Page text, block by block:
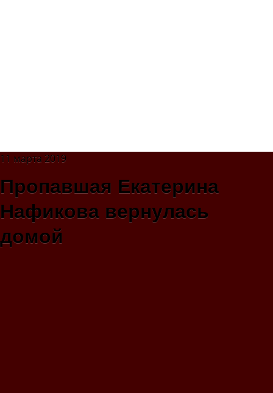
11 марта 2019
Пропавшая Екатерина
Нафикова вернулась
домой